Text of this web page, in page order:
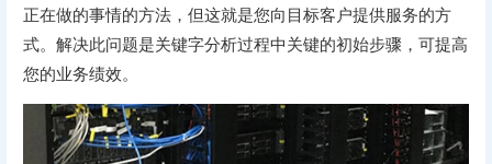
正在做的事情的方法，但这就是您向目标客户提供服务的方
式。解决此问题是关键字分析过程中关键的初始步骤，可提高
您的业务绩效。